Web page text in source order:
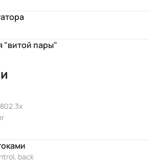
"витой пары"
back